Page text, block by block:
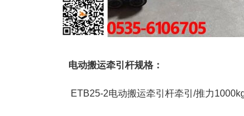
电动搬运牵引杆规格：
ETB25-2电动搬运牵引杆牵引/推力